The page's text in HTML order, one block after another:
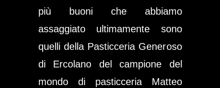
più buoni che abbiamo
assaggiato ultimamente sono
quelli della Pasticceria Generoso
di Ercolano del campione del
mondo di pasticceria Matteo